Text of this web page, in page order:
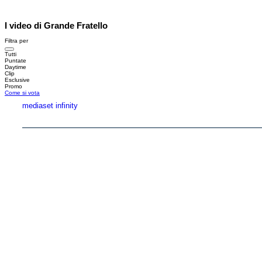
I video di Grande Fratello
Filtra per
Tutti
Puntate
Daytime
Clip
Esclusive
Promo
Come si vota
mediaset infinity